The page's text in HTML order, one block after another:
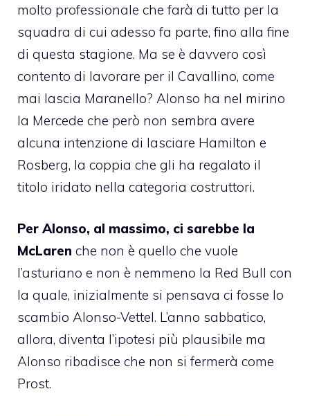
molto professionale che farà di tutto per la
squadra di cui adesso fa parte, fino alla fine
di questa stagione. Ma se è davvero così
contento di lavorare per il Cavallino, come
mai lascia Maranello? Alonso ha nel mirino
la Mercede che però non sembra avere
alcuna intenzione di lasciare Hamilton e
Rosberg, la coppia che gli ha regalato il
titolo iridato nella categoria costruttori.
Per Alonso, al massimo, ci sarebbe la
McLaren che non è quello che vuole
l’asturiano e non è nemmeno la Red Bull con
la quale, inizialmente si pensava ci fosse lo
scambio Alonso-Vettel. L’anno sabbatico,
allora, diventa l’ipotesi più plausibile ma
Alonso ribadisce che non si fermerà come
Prost.